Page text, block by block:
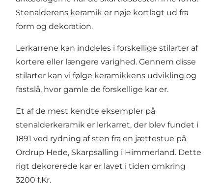
Stenalderens keramik er nøje kortlagt ud fra
form og dekoration.
Lerkarrene kan inddeles i forskellige stilarter af
kortere eller længere varighed. Gennem disse
stilarter kan vi følge keramikkens udvikling og
fastslå, hvor gamle de forskellige kar er.
Et af de mest kendte eksempler på
stenalderkeramik er lerkarret, der blev fundet i
1891 ved rydning af sten fra en jættestue på
Ordrup Hede, Skarpsalling i Himmerland. Dette
rigt dekorerede kar er lavet i tiden omkring
3200 f.Kr.